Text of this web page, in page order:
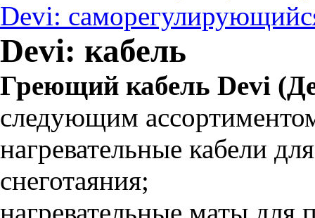
Devi:
Devi: кабель
Греющий кабель Devi
следующим
нагревательные кабели
снеготаяния;